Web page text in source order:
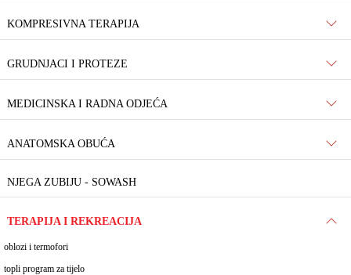
KOMPRESIVNA TERAPIJA
GRUDNJACI I PROTEZE
MEDICINSKA I RADNA ODJEĆA
ANATOMSKA OBUĆA
NJEGA ZUBIJU - SOWASH
TERAPIJA I REKREACIJA
oblozi i termofori
topli program za tijelo